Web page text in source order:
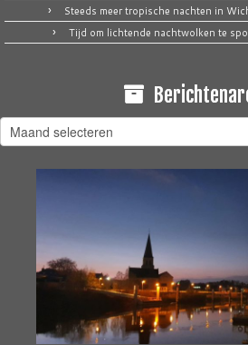
Steeds meer tropische nachten in
Tijd om lichtende nachtwolken te
Berichtenarchief